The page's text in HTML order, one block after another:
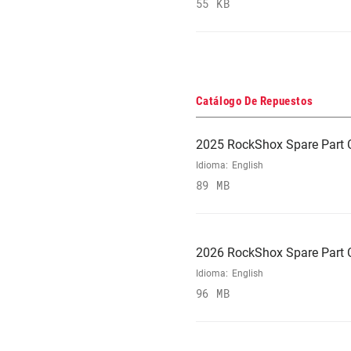
55 KB
Catálogo De Repuestos
2025 RockShox Spare Part
Idioma: English
89 MB
2026 RockShox Spare Part
Idioma: English
96 MB